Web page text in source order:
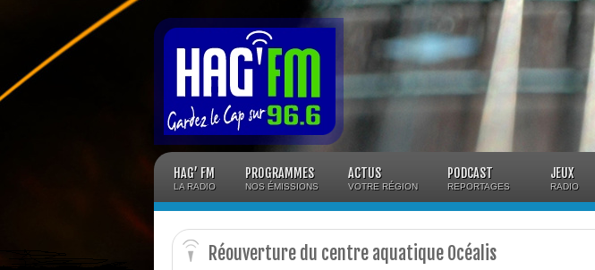
HAG’ FM
LA RADIO
PROGRAMMES
NOS ÉMISSIONS
ACTUS
VOTRE RÉGION
PODCAST
REPORTAGES
JEUX
RADIO
Réouverture du centre aquatique Océalis
Panneau de gestion des cookies